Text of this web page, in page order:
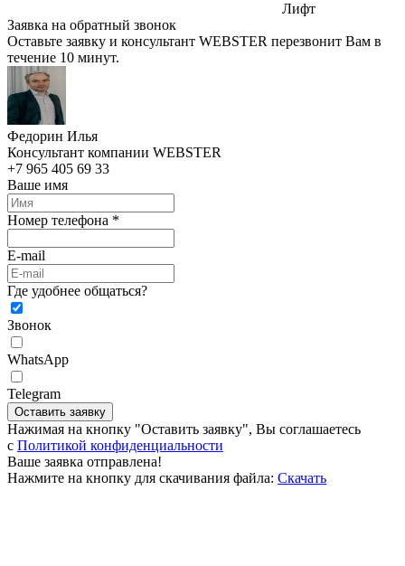
Лифт
Заявка на обратный звонок
Оставьте заявку и консультант WEBSTER перезвонит Вам в
течение 10 минут.
Федорин Илья
Консультант компании WEBSTER
+7 965 405 69 33
Ваше имя
Номер телефона *
E-mail
Где удобнее общаться?
Звонок
WhatsApp
Telegram
Оставить заявку
Нажимая на кнопку "Оставить заявку", Вы соглашаетесь
c Политикой конфиденциальности
Ваше заявка отправлена!
Нажмите на кнопку для скачивания файла: Скачать